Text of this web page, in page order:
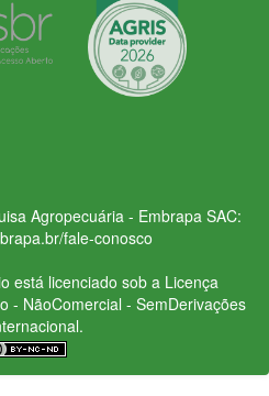
Agropecuária - Embrapa SAC:
fale-conosco
está licenciado sob a Licença
- NãoComercial - SemDerivações